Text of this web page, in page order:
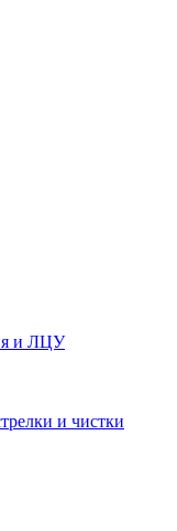
и ЛЦУ
и чистки